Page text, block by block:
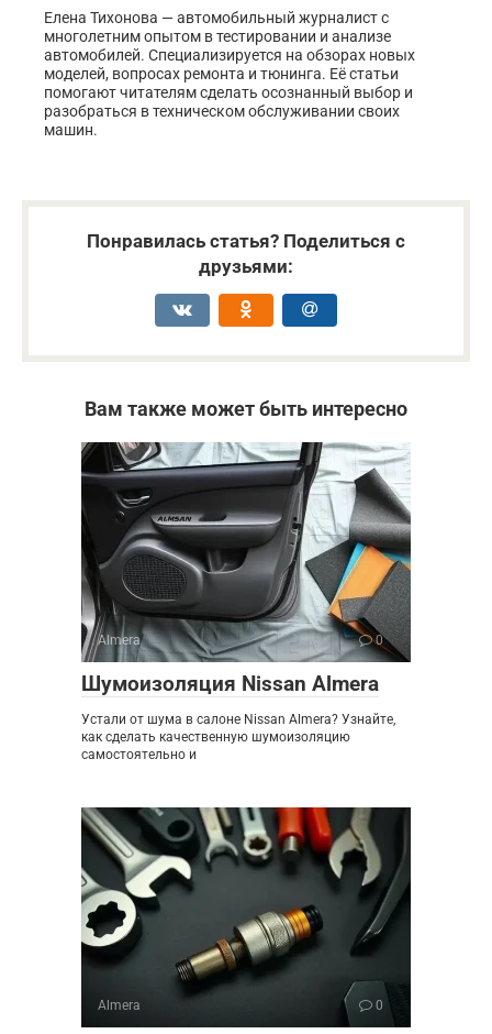
Елена Тихонова — автомобильный журналист с
многолетним опытом в тестировании и анализе
автомобилей. Специализируется на обзорах новых
моделей, вопросах ремонта и тюнинга. Её статьи
помогают читателям сделать осознанный выбор и
разобраться в техническом обслуживании своих
машин.
Понравилась статья? Поделиться с
друзьями:
Вам также может быть интересно
Almera 0
Шумоизоляция Nissan Almera
Устали от шума в салоне Nissan Almera? Узнайте,
как сделать качественную шумоизоляцию
самостоятельно и
Almera 0